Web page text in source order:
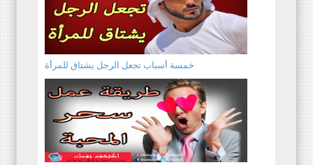
خمسة أسباب تجعل الرجل يشتاق للمرأة